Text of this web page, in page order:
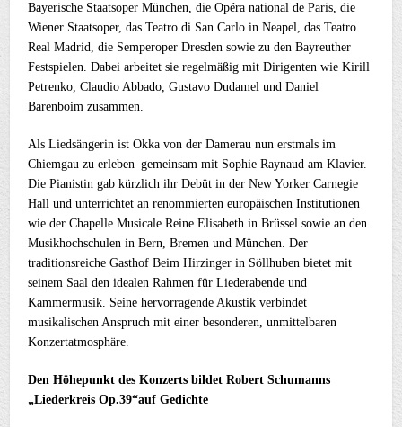
Bayerische Staatsoper München, die Opéra national de Paris, die
Wiener Staatsoper, das Teatro di San Carlo in Neapel, das Teatro
Real Madrid, die Semperoper Dresden sowie zu den Bayreuther
Festspielen. Dabei arbeitet sie regelmäßig mit Dirigenten wie Kirill
Petrenko, Claudio Abbado, Gustavo Dudamel und Daniel
Barenboim zusammen.
Als Liedsängerin ist Okka von der Damerau nun erstmals im
Chiemgau zu erleben–gemeinsam mit Sophie Raynaud am Klavier.
Die Pianistin gab kürzlich ihr Debüt in der New Yorker Carnegie
Hall und unterrichtet an renommierten europäischen Institutionen
wie der Chapelle Musicale Reine Elisabeth in Brüssel sowie an den
Musikhochschulen in Bern, Bremen und München. Der
traditionsreiche Gasthof Beim Hirzinger in Söllhuben bietet mit
seinem Saal den idealen Rahmen für Liederabende und
Kammermusik. Seine hervorragende Akustik verbindet
musikalischen Anspruch mit einer besonderen, unmittelbaren
Konzertatmosphäre.
Den Höhepunkt des Konzerts bildet Robert Schumanns
„Liederkreis Op.39“auf Gedichte